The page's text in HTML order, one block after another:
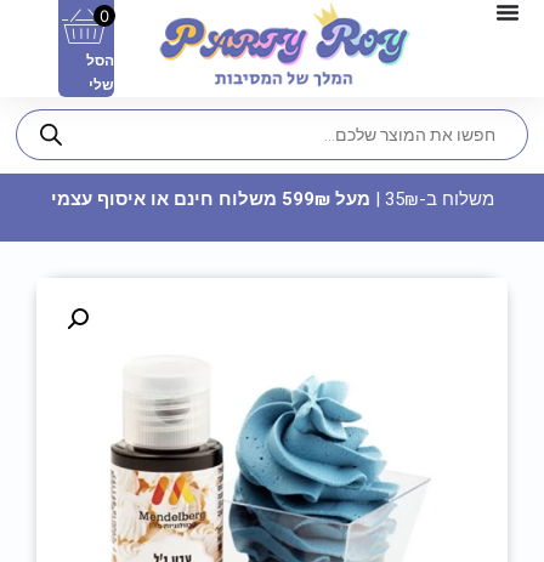
קופסאות פופקורן וחטיפים - עננים
9.90₪
0
הסל
שלי
משלוח ב-35₪ | מעל 599₪ משלוח חינם או איסוף עצמי